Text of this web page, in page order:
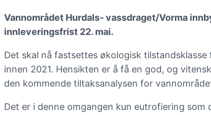
Vannområdet Hurdals- vassdraget/Vorma
innleveringsfrist 22. mai.
Det skal nå fastsettes økologisk
innen 2021. Hensikten er å få en god, og
den kommende tiltaksanalysen for
Det er i denne omgangen kun eutrofiering